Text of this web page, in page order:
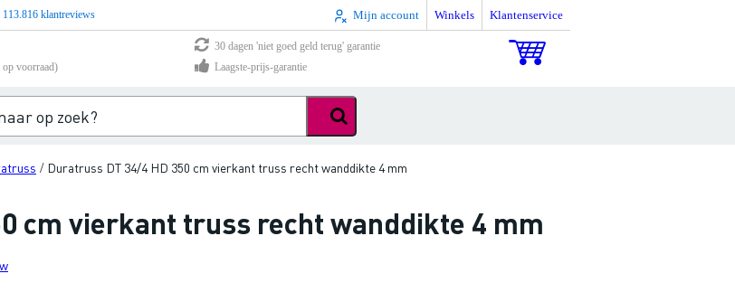
113.816 klantreviews Mijn account Winkels Klantenservice
30 dagen 'niet goed geld terug' garantie
voorraad)
Laagste-prijs-garantie
/ Duratruss DT 34/4 HD 350 cm vierkant truss recht wanddikte 4 mm
cm vierkant truss recht wanddikte 4 mm